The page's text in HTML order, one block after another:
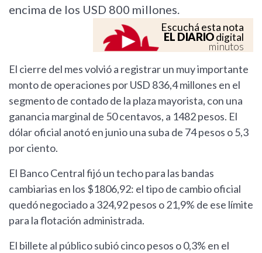
encima de los USD 800 millones.
Escuchá esta nota
EL DIARIOdigital
minutos
El cierre del mes volvió a registrar un muy importante
monto de operaciones por USD 836,4 millones en el
segmento de contado de la plaza mayorista, con una
ganancia marginal de 50 centavos, a 1482 pesos. El
dólar oficial anotó en junio una suba de 74 pesos o 5,3
por ciento.
El Banco Central fijó un techo para las bandas
cambiarias en los $1806,92: el tipo de cambio oficial
quedó negociado a 324,92 pesos o 21,9% de ese límite
para la flotación administrada.
El billete al público subió cinco pesos o 0,3% en el